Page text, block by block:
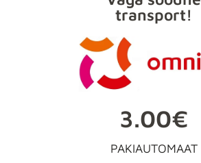
transport!
3.00€
PAKIAUTOMAAT